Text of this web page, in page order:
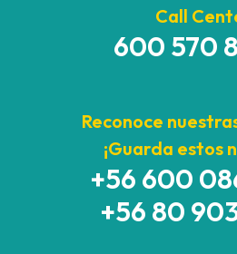
Call
600 570
Reconoce
¡Guarda estos
+56 600
+56 80